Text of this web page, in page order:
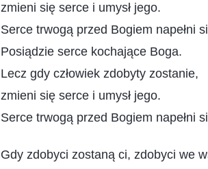
zmieni się serce i umysł jego.
Serce trwogą przed Bogiem napełni
Posiądzie serce kochające Boga.
Lecz gdy człowiek zdobyty zostanie,
zmieni się serce i umysł jego.
Serce trwogą przed Bogiem napełni
Gdy zdobyci zostaną ci, zdobyci we